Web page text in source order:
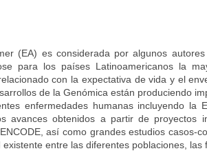
(EA) es considerada por algunos
para los países Latinoamericanos la
con la expectativa de vida y el
de la Genómica están produciendo
enfermedades humanas incluyendo la
avances obtenidos a partir de proyectos
así como grandes estudios casos-
entre las diferentes poblaciones, las